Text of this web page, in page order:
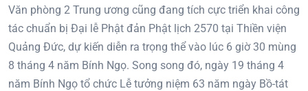
Văn phòng 2 Trung ương cũng đang tích cực triển khai công
tác chuẩn bị Đại lễ Phật đản Phật lịch 2570 tại Thiền viện
Quảng Đức, dự kiến diễn ra trọng thể vào lúc 6 giờ 30 mùng
8 tháng 4 năm Bính Ngọ. Song song đó, ngày 19 tháng 4
năm Bính Ngọ tổ chức Lễ tưởng niệm 63 năm ngày Bồ-tát